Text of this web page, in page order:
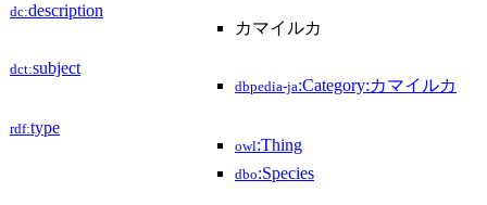
dc:description
カマイルカ
dct:subject
dbpedia-ja:Category:カマイルカ
rdf:type
owl:Thing
dbo:Species